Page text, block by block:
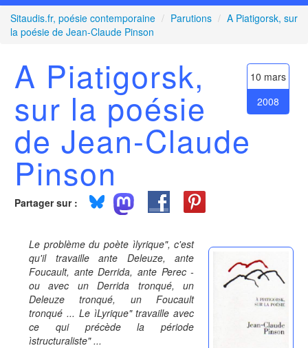
Prescriptions
Sitaudis.fr, poésie contemporaine / Parutions / A Piatigorsk, sur
la poésie de Jean-Claude Pinson
10 mars
2008
A Piatigorsk,
sur la poésie
de Jean-Claude
Pinson
Partager sur :
Le problème du poète ìlyrique", c'est
qu'il travaille ante Deleuze, ante
Foucault, ante Derrida, ante Perec -
ou avec un Derrida tronqué, un
Deleuze tronqué, un Foucault
tronqué ... Le ìLyrique" travaille avec
ce qui précède la période
ìstructuraliste" ...